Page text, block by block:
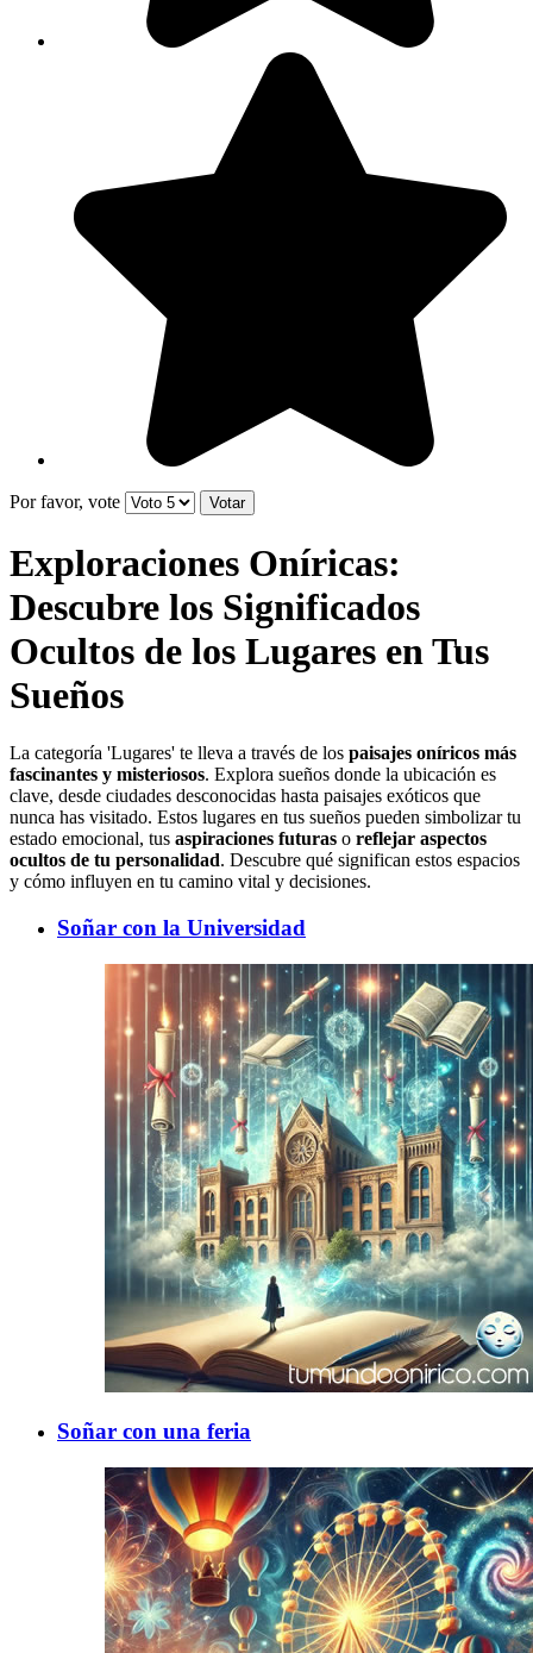
Por favor, vote
Exploraciones Oníricas:
Descubre los Significados
Ocultos de los Lugares en Tus
Sueños
La categoría 'Lugares' te lleva a través de los paisajes oníricos más
fascinantes y misteriosos. Explora sueños donde la ubicación es
clave, desde ciudades desconocidas hasta paisajes exóticos que
nunca has visitado. Estos lugares en tus sueños pueden simbolizar tu
estado emocional, tus aspiraciones futuras o reflejar aspectos
ocultos de tu personalidad. Descubre qué significan estos espacios
y cómo influyen en tu camino vital y decisiones.
Soñar con la Universidad
Soñar con una feria